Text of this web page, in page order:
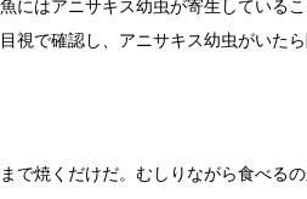
はアニサキス幼虫が寄生しているこ
視で確認し、アニサキス幼虫がいたら
焼くだけだ。むしりながら食べるの